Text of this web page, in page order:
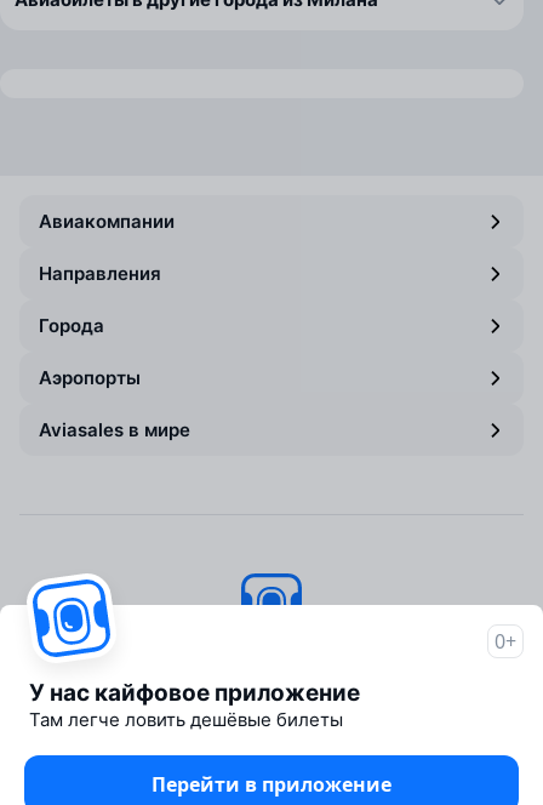
Авиакомпании
Направления
Города
Аэропорты
Aviasales в мире
Об Авиасейлс
Пресс‑центр
Travelpayouts
Партнёрская программа
0+
У нас кайфовое приложение
Там легче ловить дешёвые билеты
Перейти в приложение